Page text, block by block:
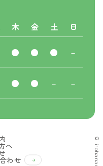
木 金 土 日
● ● ● －
● ● － －
へ
わせ